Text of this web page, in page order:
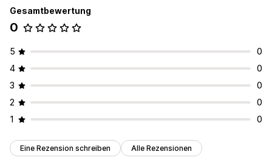
Gesamtbewertung
0
5
0
4
0
3
0
2
0
1
0
Eine Rezension schreiben Alle Rezensionen